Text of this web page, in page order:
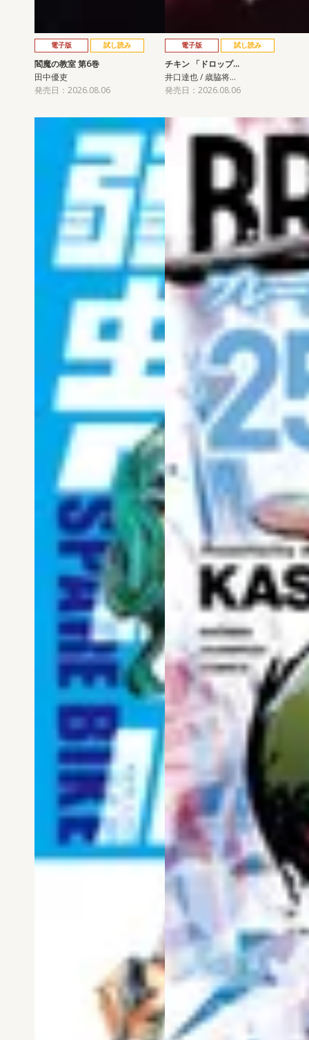
電子版 試し読み
閻魔の教室 第6巻
田中優吏
発売日：2026.08.06
電子版 試し読み
チキン 「ドロップ…
井口達也 / 歳脇将…
発売日：2026.08.06